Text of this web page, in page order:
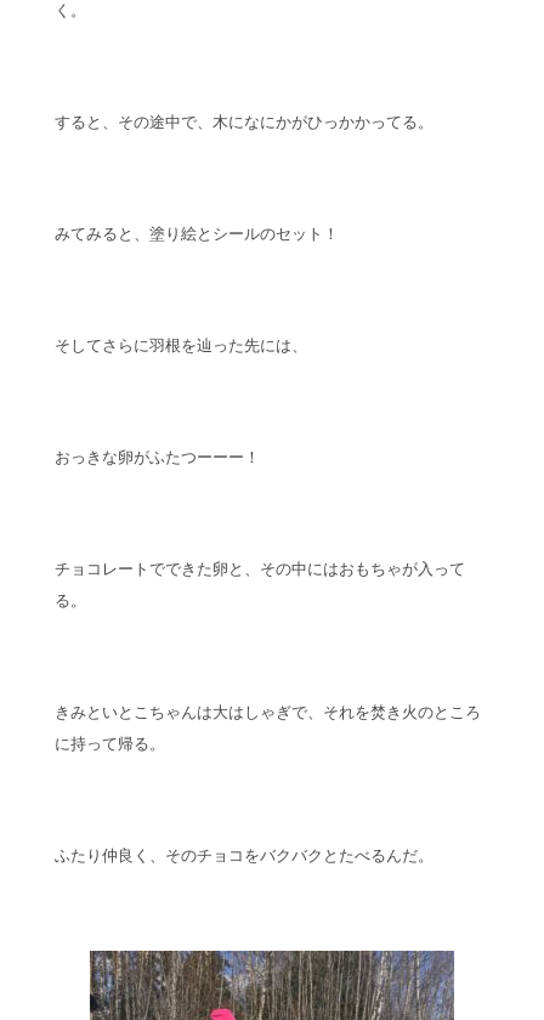
く。
すると、その途中で、木になにかがひっかかってる。
みてみると、塗り絵とシールのセット！
そしてさらに羽根を辿った先には、
おっきな卵がふたつーーー！
チョコレートでできた卵と、その中にはおもちゃが入って
る。
きみといとこちゃんは大はしゃぎで、それを焚き火のところ
に持って帰る。
ふたり仲良く、そのチョコをバクバクとたべるんだ。